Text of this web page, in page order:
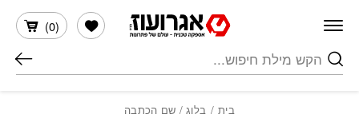
חיפוש
(
0
)
הרשימה שלי
בית / בלוג/ שם הכתבה